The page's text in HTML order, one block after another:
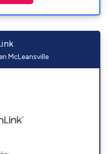
McLeansville